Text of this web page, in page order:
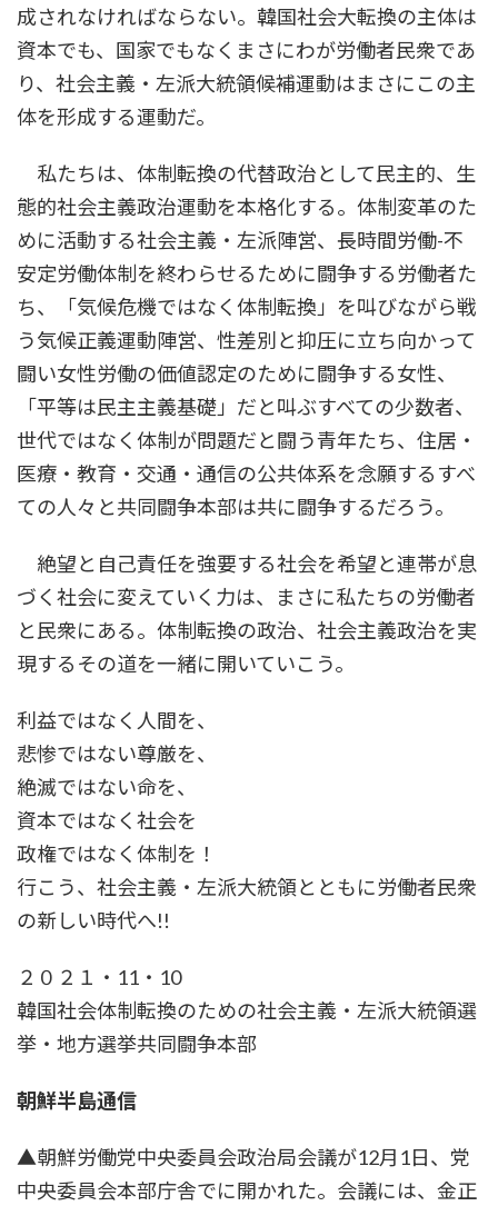
成されなければならない。韓国社会大転換の主体は
資本でも、国家でもなくまさにわが労働者民衆であ
り、社会主義・左派大統領候補運動はまさにこの主
体を形成する運動だ。
私たちは、体制転換の代替政治として民主的、生
態的社会主義政治運動を本格化する。体制変革のた
めに活動する社会主義・左派陣営、長時間労働-不
安定労働体制を終わらせるために闘争する労働者た
ち、「気候危機ではなく体制転換」を叫びながら戦
う気候正義運動陣営、性差別と抑圧に立ち向かって
闘い女性労働の価値認定のために闘争する女性、
「平等は民主主義基礎」だと叫ぶすべての少数者、
世代ではなく体制が問題だと闘う青年たち、住居・
医療・教育・交通・通信の公共体系を念願するすべ
ての人々と共同闘争本部は共に闘争するだろう。
絶望と自己責任を強要する社会を希望と連帯が息
づく社会に変えていく力は、まさに私たちの労働者
と民衆にある。体制転換の政治、社会主義政治を実
現するその道を一緒に開いていこう。
利益ではなく人間を、
悲惨ではない尊厳を、
絶滅ではない命を、
資本ではなく社会を
政権ではなく体制を！
行こう、社会主義・左派大統領とともに労働者民衆
の新しい時代へ!!
２０２１・11・10
韓国社会体制転換のための社会主義・左派大統領選
挙・地方選挙共同闘争本部
朝鮮半島通信
▲朝鮮労働党中央委員会政治局会議が12月1日、党
中央委員会本部庁舎でに開かれた。会議には、金正